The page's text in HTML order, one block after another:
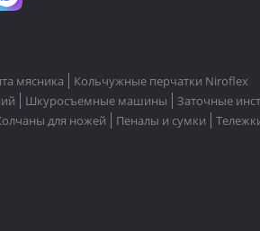
мясника
Кольчужные перчатки Niroflex
Шкуросъемные машины
Заточные
для ножей Пеналы и сумки